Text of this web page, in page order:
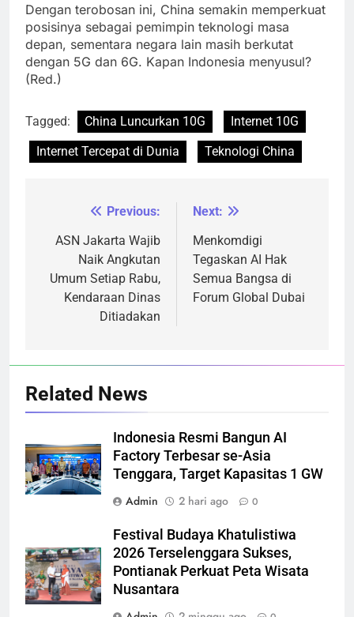
Dengan terobosan ini, China semakin memperkuat
posisinya sebagai pemimpin teknologi masa
depan, sementara negara lain masih berkutat
dengan 5G dan 6G. Kapan Indonesia menyusul?
(Red.)
Tagged: China Luncurkan 10G
Internet 10G
Internet Tercepat di Dunia
Teknologi China
Navigasi
pos
Previous:
ASN Jakarta Wajib
Naik Angkutan
Umum Setiap Rabu,
Kendaraan Dinas
Ditiadakan
Next:
Menkomdigi
Tegaskan AI Hak
Semua Bangsa di
Forum Global Dubai
Related News
Indonesia Resmi Bangun AI
Factory Terbesar se-Asia
Tenggara, Target Kapasitas 1 GW
Admin
2 hari ago 0
Festival Budaya Khatulistiwa
2026 Terselenggara Sukses,
Pontianak Perkuat Peta Wisata
Nusantara